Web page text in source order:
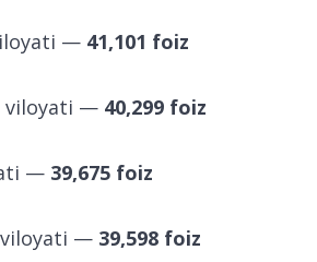
—41,397 foiz
—41,101 foiz
viloyati —40,299 foiz
—39,675 foiz